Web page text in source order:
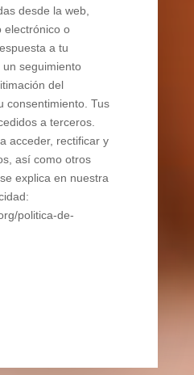
desde la web,
electrónico o
a tu
seguimiento
del
consentimiento. Tus
a terceros.
acceder, rectificar y
así como otros
explica en nuestra
politica-de-